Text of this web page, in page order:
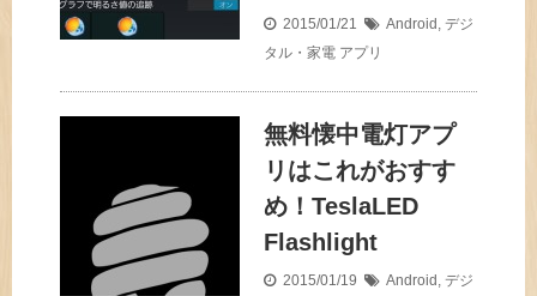
2015/01/21 Android , デジ
タル・家電 アプリ
無料懐中電灯アプ
リはこれがおすす
め！TeslaLED
Flashlight
2015/01/19 Android , デジ